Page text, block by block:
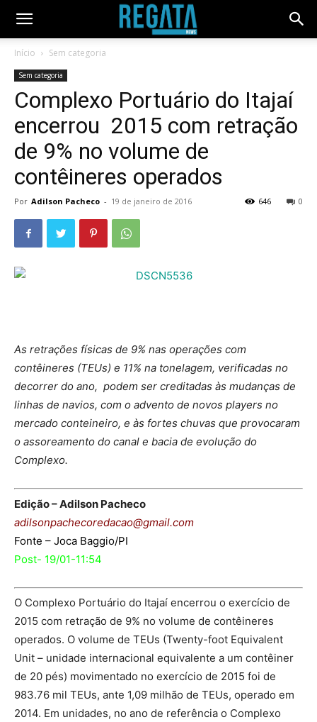
Início Sem categoria
Sem categoria
Complexo Portuário do Itajaí
encerrou 2015 com retração
de 9% no volume de
contêineres operados
Por Adilson Pacheco - 19 de janeiro de 2016 0
646
As retrações físicas de 9% nas operações com
contêineres (TEUs) e 11% na tonelagem, verificadas no
decorrer do ano, podem ser creditadas às mudanças de
linhas de navios, com o advento de novos players no
mercado conteineiro, e às fortes chuvas que provocaram
o assoreamento do canal e bacia de evolução do
Complexo.
Edição – Adilson Pacheco
adilsonpachecoredacao@gmail.com
Fonte – Joca Baggio/PI
Post- 19/01-11:54
O Complexo Portuário do Itajaí encerrou o exercício de
2015 com retração de 9% no volume de contêineres
operados. O volume de TEUs (Twenty-foot Equivalent
Unit – unidade internacional equivalente a um contêiner
de 20 pés) movimentado no exercício de 2015 foi de
983.76 mil TEUs, ante 1,09 milhão de TEUs, operado em
2014. Em unidades, no ano de referência o Complexo